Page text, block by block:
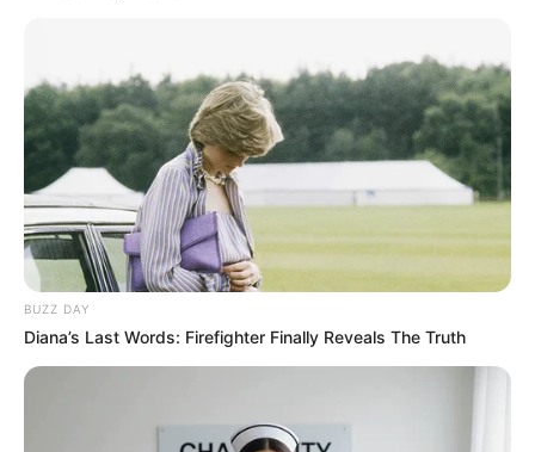
BUZZ DAY
Diana’s Last Words: Firefighter Finally Reveals The Truth